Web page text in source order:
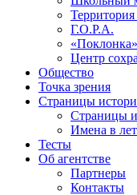
Г.О.Р.А.
«Поклонка»
Центр
Общество
Точка зрения
Страницы
Страницы
Имена в
Тесты
Об агентстве
Партнеры
Контакты